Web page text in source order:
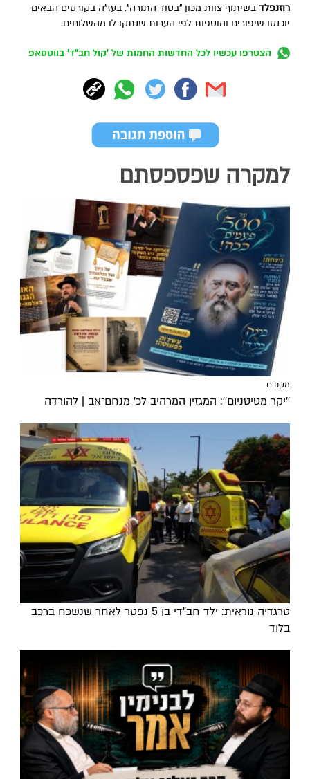
רוזנפלדבשיתוף צוות מכון "בסוד התורה". בעז"ה בקורסים הבאים
יוכנסו שיפורים והוספות לפי הערות שנתקבלו מהשלוחים.
הצטרפו עכשיו לכל החדשות החמות של 'קול חב"ד' בווטסאפ
למקרה שפספסתם
מקודם
''יקר מטיטניום'': המגזין המרהיב לכ’ מנחם־אב | להורדה
טרגדיה נוראית: ילד חב"די בן 5 נפטר לאחר שנשכח ברכב
בלוד